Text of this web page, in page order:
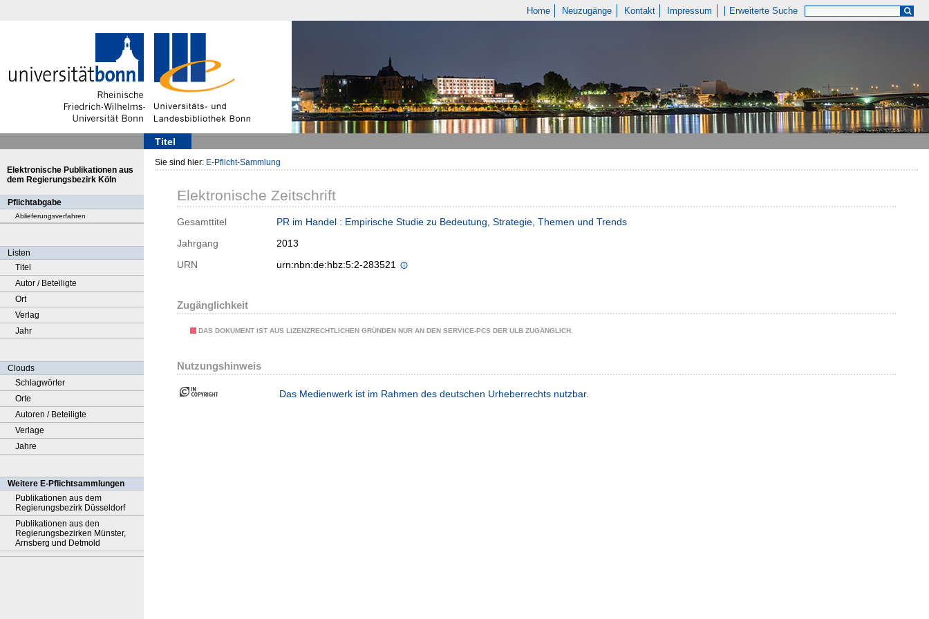
Home Neuzugänge Kontakt Impressum Erweiterte Suche
Titel
Elektronische Publikationen aus
dem Regierungsbezirk Köln
Pflichtabgabe
Ablieferungsverfahren
Listen
Titel
Autor / Beteiligte
Ort
Verlag
Jahr
Clouds
Schlagwörter
Orte
Autoren / Beteiligte
Verlage
Jahre
Weitere E-Pflichtsammlungen
Publikationen aus dem
Regierungsbezirk Düsseldorf
Publikationen aus den
Regierungsbezirken Münster,
Arnsberg und Detmold
Sie sind hier: E-Pflicht-Sammlung
Elektronische Zeitschrift
Gesamttitel
PR im Handel : Empirische Studie zu Bedeutung, Strategie, Themen und Trends
Jahrgang
2013
URN
urn:nbn:de:hbz:5:2-283521
Zugänglichkeit
DAS DOKUMENT IST AUS LIZENZRECHTLICHEN GRÜNDEN NUR AN DEN SERVICE-PCS DER ULB ZUGÄNGLICH.
Nutzungshinweis
Das Medienwerk ist im Rahmen des deutschen Urheberrechts nutzbar.